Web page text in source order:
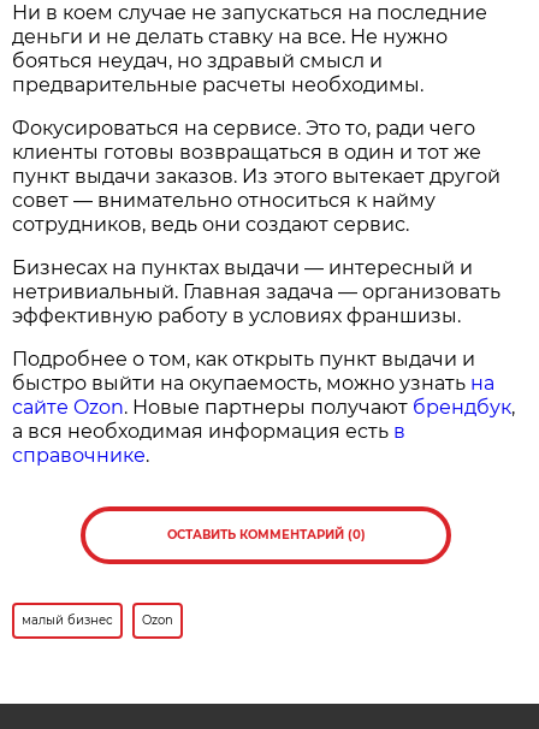
Ни в коем случае не запускаться на последние
деньги и не делать ставку на все. Не нужно
бояться неудач, но здравый смысл и
предварительные расчеты необходимы.
Фокусироваться на сервисе. Это то, ради чего
клиенты готовы возвращаться в один и тот же
пункт выдачи заказов. Из этого вытекает другой
совет — внимательно относиться к найму
сотрудников, ведь они создают сервис.
Бизнесах на пунктах выдачи — интересный и
нетривиальный. Главная задача — организовать
эффективную работу в условиях франшизы.
Подробнее о том, как открыть пункт выдачи и
быстро выйти на окупаемость, можно узнать на
сайте Ozon. Новые партнеры получают брендбук,
а вся необходимая информация есть в
справочнике.
ОСТАВИТЬ КОММЕНТАРИЙ (0)
малый бизнес Ozon